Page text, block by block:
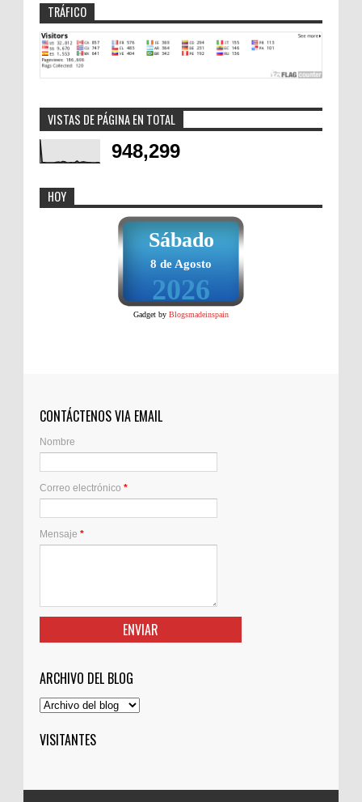
TRÁFICO
VISTAS DE PÁGINA EN TOTAL
948,299
HOY
Sábado
8 de Agosto
2026
Gadget by Blogsmadeinspain
CONTÁCTENOS VIA EMAIL
Nombre
Correo electrónico *
Mensaje *
ARCHIVO DEL BLOG
VISITANTES